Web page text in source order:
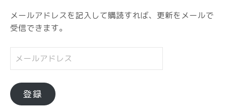
メールアドレスを記入して購読すれば、更新をメールで
受信できます。
ー
ア
ド
登録